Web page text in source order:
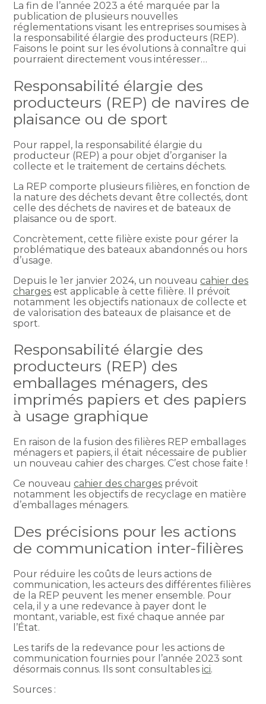
La fin de l’année 2023 a été marquée par la
publication de plusieurs nouvelles
réglementations visant les entreprises soumises à
la responsabilité élargie des producteurs (REP).
Faisons le point sur les évolutions à connaître qui
pourraient directement vous intéresser…
Responsabilité élargie des
producteurs (REP) de navires de
plaisance ou de sport
Pour rappel, la responsabilité élargie du
producteur (REP) a pour objet d’organiser la
collecte et le traitement de certains déchets.
La REP comporte plusieurs filières, en fonction de
la nature des déchets devant être collectés, dont
celle des déchets de navires et de bateaux de
plaisance ou de sport.
Concrètement, cette filière existe pour gérer la
problématique des bateaux abandonnés ou hors
d’usage.
Depuis le 1er janvier 2024, un nouveaucahier des
charges est applicable à cette filière. Il prévoit
notamment les objectifs nationaux de collecte et
de valorisation des bateaux de plaisance et de
sport.
Responsabilité élargie des
producteurs (REP) des
emballages ménagers, des
imprimés papiers et des papiers
à usage graphique
En raison de la fusion des filières REP emballages
ménagers et papiers, il était nécessaire de publier
un nouveau cahier des charges. C’est chose faite !
Ce nouveaucahier des charges prévoit
notamment les objectifs de recyclage en matière
d’emballages ménagers.
Des précisions pour les actions
de communication inter-filières
Pour réduire les coûts de leurs actions de
communication, les acteurs des différentes filières
de la REP peuvent les mener ensemble. Pour
cela, il y a une redevance à payer dont le
montant, variable, est fixé chaque année par
l’État.
Les tarifs de la redevance pour les actions de
communication fournies pour l’année 2023 sont
désormais connus. Ils sont consultablesici.
Sources :